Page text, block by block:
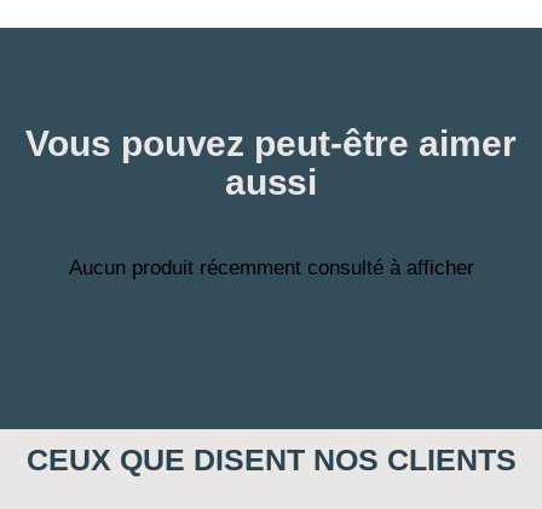
Vous pouvez peut-être aimer
aussi
Aucun produit récemment consulté à afficher
CEUX QUE DISENT NOS CLIENTS